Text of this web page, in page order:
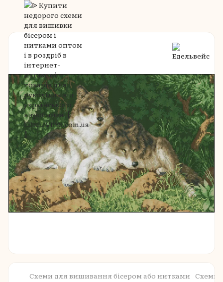
Схеми для вишивання бісером або нитками Схеми